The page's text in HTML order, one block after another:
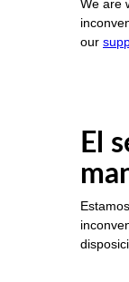
We are
our
El